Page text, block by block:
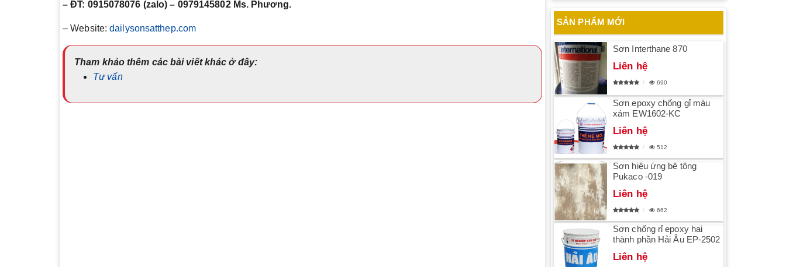
– ĐT: 0915078076 (zalo) – 0979145802 Ms. Phương.
– Website:dailysonsatthep.com
Tham khảo thêm các bài viết khác ở đây:
Tư vấn
SẢN PHẨM MỚI
Sơn Interthane 870
Liên hệ
690
Sơn epoxy chống gỉ màu
xám EW1602-KC
Liên hệ
512
Sơn hiệu ứng bê tông
Pukaco -019
Liên hệ
662
Sơn chống rỉ epoxy hai
thành phần Hải Âu EP-2502
Liên hệ